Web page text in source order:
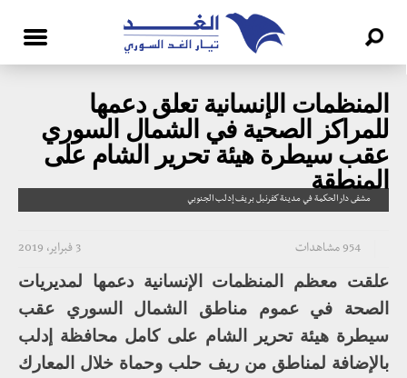
المنظمات الإنسانية تعلق دعمها
للمراكز الصحية في الشمال السوري
عقب سيطرة هيئة تحرير الشام على
المنطقة
مشفى دار الحكمة في مدينة كفرنبل بريف إدلب الجنوبي
3 فبراير، 2019 954 مشاهدات
علقت معظم المنظمات الإنسانية دعمها لمديريات
الصحة في عموم مناطق الشمال السوري عقب
سيطرة هيئة تحرير الشام على كامل محافظة إدلب
بالإضافة لمناطق من ريف حلب وحماة خلال المعارك